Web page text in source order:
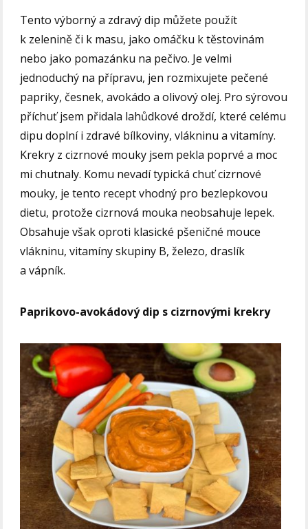
Tento výborný a zdravý dip můžete použít
k zelenině či k masu, jako omáčku k těstovinám
nebo jako pomazánku na pečivo. Je velmi
jednoduchý na přípravu, jen rozmixujete pečené
papriky, česnek, avokádo a olivový olej. Pro sýrovou
příchuť jsem přidala lahůdkové droždí, které celému
dipu doplní i zdravé bílkoviny, vlákninu a vitamíny.
Krekry z cizrnové mouky jsem pekla poprvé a moc
mi chutnaly. Komu nevadí typická chuť cizrnové
mouky, je tento recept vhodný pro bezlepkovou
dietu, protože cizrnová mouka neobsahuje lepek.
Obsahuje však oproti klasické pšeničné mouce
vlákninu, vitamíny skupiny B, železo, draslík
a vápník.
Paprikovo-avokádový dip s cizrnovými krekry